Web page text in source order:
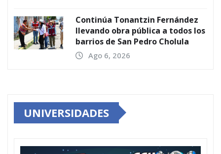
Continúa Tonantzin Fernández
llevando obra pública a todos los
barrios de San Pedro Cholula
Ago 6, 2026
UNIVERSIDADES